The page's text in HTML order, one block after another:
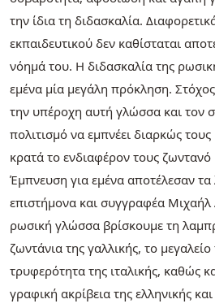
την ίδια τη διδασκαλία.
εκπαιδευτικού δεν καθίσταται
νόημά του. Η διδασκαλία της
εμένα μία μεγάλη πρόκληση.
την υπέροχη αυτή γλώσσα και τον
πολιτισμό να εμπνέει διαρκώς
κρατά το ενδιαφέρον τους
Έμπνευση για εμένα αποτέλεσαν
επιστήμονα και συγγραφέα
ρωσική γλώσσα βρίσκουμε τη
ζωντάνια της γαλλικής, το
τρυφερότητα της ιταλικής, καθώς
γραφική ακρίβεια της ελληνικής